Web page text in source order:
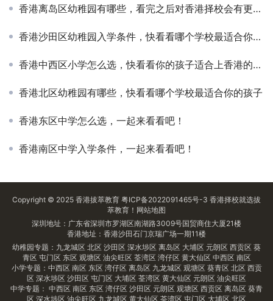
香港离岛区幼稚园有哪些，看完之后对香港择校会有更全面的认知！
香港沙田区幼稚园入学条件，快看看哪个学校最适合你的孩子
香港中西区小学怎么选，快看看你的孩子适合上香港的学校吗？
香港北区幼稚园有哪些，快看看哪个学校最适合你的孩子
香港东区中学怎么选，一起来看看吧！
香港南区中学入学条件，一起来看看吧！
Copyright © 2025 香港拔萃教育 粤ICP备2022091465号-3 香港择校就选拔
萃教育！ 网站地图
深圳地址：广东省深圳市罗湖区南湖路3009号国贸商住大厦21楼
香港地址：香港沙田石门京瑞广场一期11楼
幼稚园专题： 九龙城区 北区 沙田区 深水埗区 离岛区 大埔区 元朗区 西贡区 葵
青区 屯门区 东区 观塘区 油尖旺区 荃湾区 湾仔区 黄大仙区 中西区 南区
小学专题： 中西区 南区 东区 湾仔区 离岛区 九龙城区 观塘区 葵青区 北区 西贡
区 深水埗区 沙田区 屯门区 大埔区 荃湾区 黄大仙区 元朗区 油尖旺区
中学专题： 中西区 南区 东区 湾仔区 沙田区 元朗区 观塘区 西贡区 离岛区 葵青
区 深水埗区 油尖旺区 九龙城区 黄大仙区 荃湾区 屯门区 大埔区 北区